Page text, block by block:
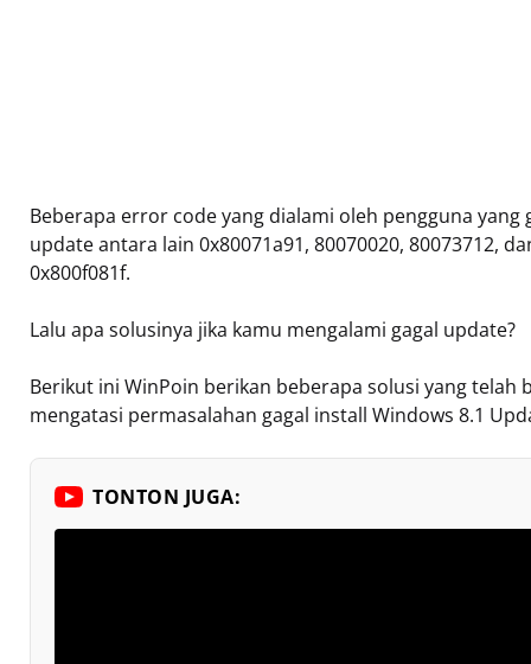
Beberapa error code yang dialami oleh pengguna yang
update antara lain 0x80071a91, 80070020, 80073712,
0x800f081f.
Lalu apa solusinya jika kamu mengalami gagal update?
Berikut ini WinPoin berikan beberapa solusi yang telah
mengatasi permasalahan gagal install Windows 8.1
TONTON JUGA: